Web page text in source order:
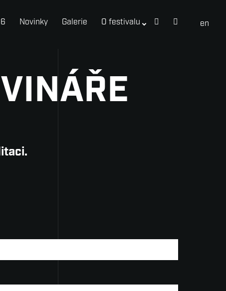
Novinky Galerie O festivalu cs
en